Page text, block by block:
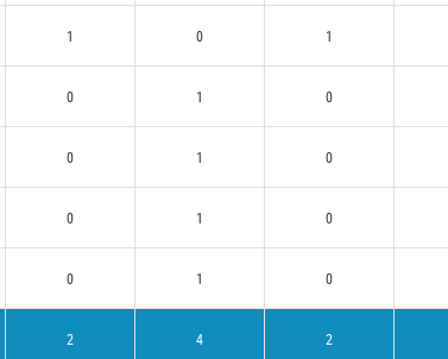
1 0 1
0 1 0
0 1 0
0 1 0
0 1 0
2 4 2